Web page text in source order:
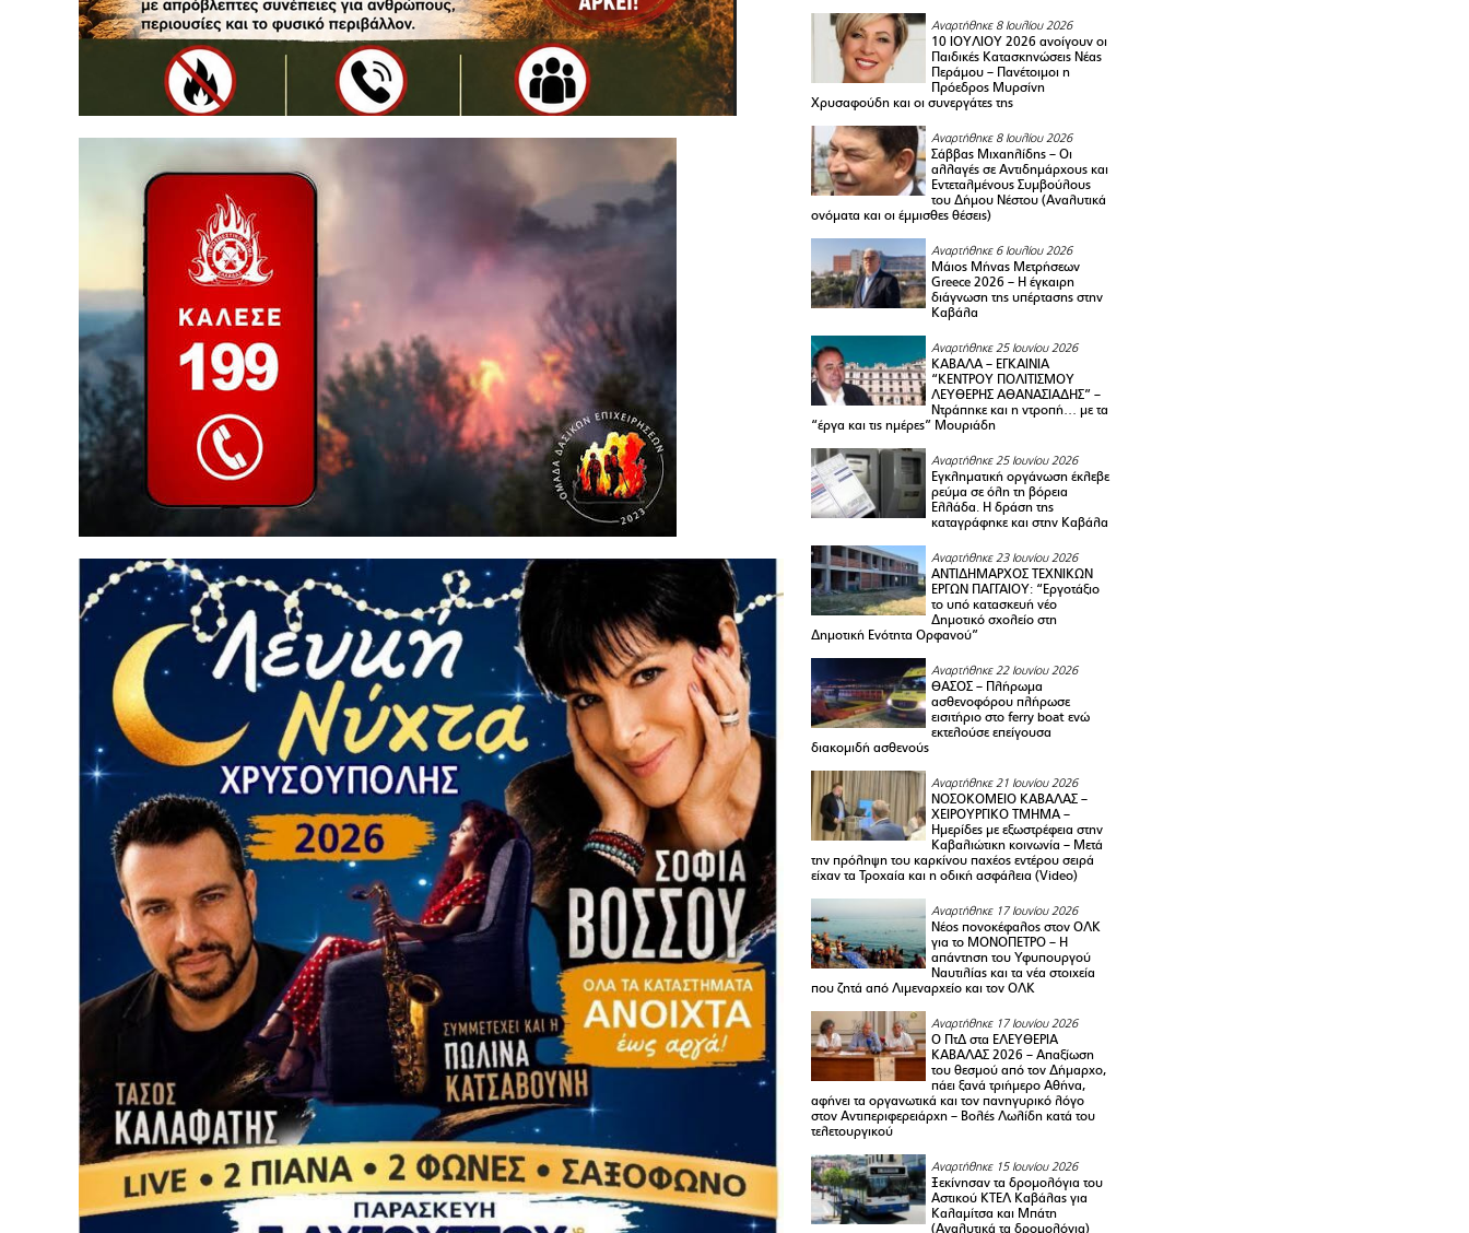
Αναρτήθηκε 8 Ιουλίου 2026
10 ΙΟΥΛΙΟΥ 2026 ανοίγουν οι
Παιδικές Κατασκηνώσεις Νέας
Περάμου – Πανέτοιμοι η
Πρόεδρος Μυρσίνη
Χρυσαφούδη και οι συνεργάτες της
Αναρτήθηκε 8 Ιουλίου 2026
Σάββας Μιχαηλίδης – Οι
αλλαγές σε Αντιδημάρχους και
Εντεταλμένους Συμβούλους
του Δήμου Νέστου (Αναλυτικά
ονόματα και οι έμμισθες θέσεις)
Αναρτήθηκε 6 Ιουλίου 2026
Μάιος Μήνας Μετρήσεων
Greece 2026 – H έγκαιρη
διάγνωση της υπέρτασης στην
Καβάλα
Αναρτήθηκε 25 Ιουνίου 2026
ΚΑΒΑΛΑ – ΕΓΚΑΙΝΙΑ
“ΚΕΝΤΡΟΥ ΠΟΛΙΤΙΣΜΟΥ
ΛΕΥΘΕΡΗΣ ΑΘΑΝΑΣΙΑΔΗΣ” –
Ντράπηκε και η ντροπή… με τα
“έργα και τις ημέρες” Μουριάδη
Αναρτήθηκε 25 Ιουνίου 2026
Εγκληματική οργάνωση έκλεβε
ρεύμα σε όλη τη βόρεια
Ελλάδα. Η δράση της
καταγράφηκε και στην Καβάλα
Αναρτήθηκε 23 Ιουνίου 2026
ΑΝΤΙΔΗΜΑΡΧΟΣ ΤΕΧΝΙΚΩΝ
ΕΡΓΩΝ ΠΑΓΓΑΙΟΥ: “Εργοτάξιο
το υπό κατασκευή νέο
Δημοτικό σχολείο στη
Δημοτική Ενότητα Ορφανού”
Αναρτήθηκε 22 Ιουνίου 2026
ΘΑΣΟΣ – Πλήρωμα
ασθενοφόρου πλήρωσε
εισιτήριο στο ferry boat ενώ
εκτελούσε επείγουσα
διακομιδή ασθενούς
Αναρτήθηκε 21 Ιουνίου 2026
ΝΟΣΟΚΟΜΕΙΟ ΚΑΒΑΛΑΣ –
ΧΕΙΡΟΥΡΓΙΚΟ ΤΜΗΜΑ –
Ημερίδες με εξωστρέφεια στην
Καβαλιώτικη κοινωνία – Μετά
την πρόληψη του καρκίνου παχέος εντέρου σειρά
είχαν τα Τροχαία και η οδική ασφάλεια (Video)
Αναρτήθηκε 17 Ιουνίου 2026
Νέος πονοκέφαλος στον ΟΛΚ
για το ΜΟΝΟΠΕΤΡΟ – Η
απάντηση του Υφυπουργού
Ναυτιλίας και τα νέα στοιχεία
που ζητά από Λιμεναρχείο και τον ΟΛΚ
Αναρτήθηκε 17 Ιουνίου 2026
Ο ΠτΔ στα ΕΛΕΥΘΕΡΙΑ
ΚΑΒΑΛΑΣ 2026 – Απαξίωση
του θεσμού από τον Δήμαρχο,
πάει ξανά τριήμερο Αθήνα,
αφήνει τα οργανωτικά και τον πανηγυρικό λόγο
στον Αντιπεριφερειάρχη – Βολές Λωλίδη κατά του
τελετουργικού
Αναρτήθηκε 15 Ιουνίου 2026
Ξεκίνησαν τα δρομολόγια του
Αστικού ΚΤΕΛ Καβάλας για
Καλαμίτσα και Μπάτη
(Αναλυτικά τα δρομολόγια)